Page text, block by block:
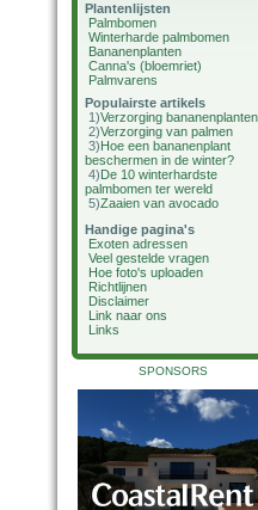
Plantenlijsten
Palmbomen
Winterharde palmbomen
Bananenplanten
Canna's (bloemriet)
Palmvarens
Populairste artikels
1)Verzorging bananenplanten
2)Verzorging van palmen
3)Hoe een bananenplant
beschermen in de winter?
4)De 10 winterhardste
palmbomen ter wereld
5)Zaaien van avocado
Handige pagina's
Exoten adressen
Veel gestelde vragen
Hoe foto's uploaden
Richtlijnen
Disclaimer
Link naar ons
Links
SPONSORS